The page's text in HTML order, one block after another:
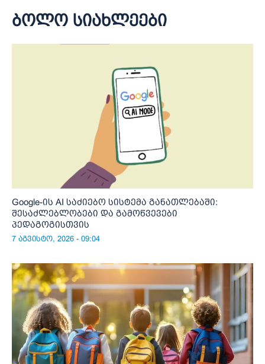
ბოლო სიახლეები
Google-ის AI საძიებო სისტემა განათლებაში:
შესაძლებლობები და გამოწვევები
პედაგოგისთვის
7 აგვისტო, 2026 - 09:04